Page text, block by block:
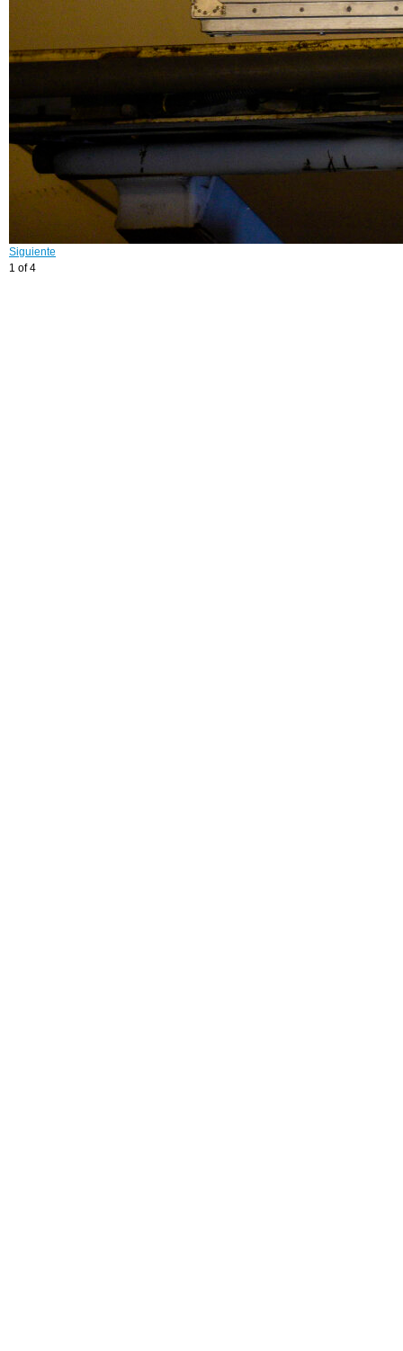
Siguiente
1 of 4